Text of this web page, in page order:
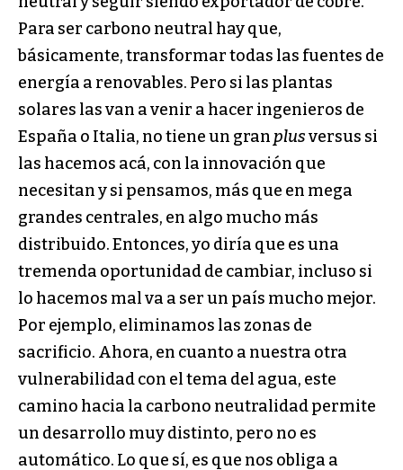
Para ser carbono neutral hay que,
básicamente, transformar todas las fuentes de
energía a renovables. Pero si las plantas
solares las van a venir a hacer ingenieros de
España o Italia, no tiene un gran plusversus si
las hacemos acá, con la innovación que
necesitan y si pensamos, más que en mega
grandes centrales, en algo mucho más
distribuido. Entonces, yo diría que es una
tremenda oportunidad de cambiar, incluso si
lo hacemos mal va a ser un país mucho mejor.
Por ejemplo, eliminamos las zonas de
sacrificio. Ahora, en cuanto a nuestra otra
vulnerabilidad con el tema del agua, este
camino hacia la carbono neutralidad permite
un desarrollo muy distinto, pero no es
automático. Lo que sí, es que nos obliga a